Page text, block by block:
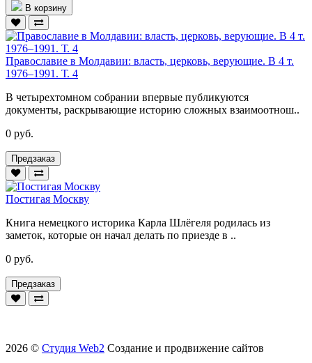
В корзину
Православие в Молдавии: власть, церковь, верующие. В 4 т.
1976–1991. Т. 4
В четырехтомном собрании впервые публикуются
документы, раскрывающие историю сложных взаимоотнош..
0 руб.
Предзаказ
Постигая Москву
Книга немецкого историка Карла Шлёгеля родилась из
заметок, которые он начал делать по приезде в ..
0 руб.
Предзаказ
2026 © Студия Web2 Создание и продвижение сайтов